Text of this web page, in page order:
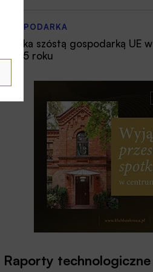
GOSPODARKA
Polska szóstą gospodarką UE w
2025 roku
Raporty technologiczne